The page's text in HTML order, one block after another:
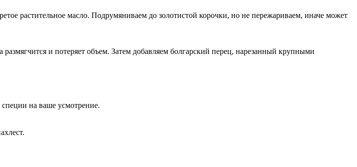
растительное масло. Подрумяниваем до золотистой корочки, но не пережариваем, иначе может
и потеряет объем. Затем добавляем болгарский перец, нарезанный крупными
на ваше усмотрение.